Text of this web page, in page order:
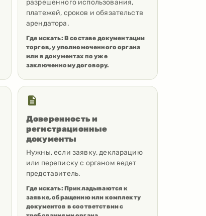
разрешенного использования,
платежей, сроков и обязательств
арендатора.
Где искать: В составе документации
торгов, у уполномоченного органа
или в документах по уже
заключенному договору.
Доверенность и
регистрационные
документы
Нужны, если заявку, декларацию
или переписку с органом ведет
представитель.
Где искать: Прикладываются к
заявке, обращению или комплекту
документов в соответствии с